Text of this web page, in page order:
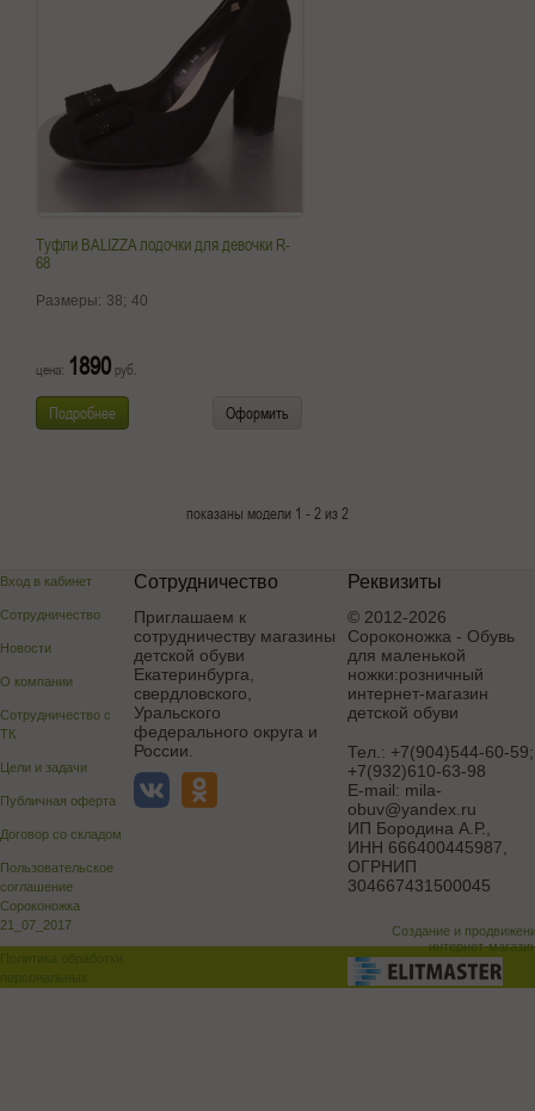
Туфли BALIZZA лодочки для девочки R-
68
Размеры: 38; 40
цена: 1890 руб.
Подробнее Оформить
показаны модели 1 - 2 из 2
Вход в кабинет
Сотрудничество
Новости
О компании
Сотрудничество с
ТК
Цели и задачи
Публичная оферта
Договор со складом
Пользовательское
соглашение
Сороконожка
21_07_2017
Сотрудничество
Приглашаем к
сотрудничеству магазины
детской обуви
Екатеринбурга,
свердловского,
Уральского
федерального округа и
России.
Реквизиты
© 2012-2026
Сороконожка - Обувь
для маленькой
ножки:розничный
интернет-магазин
детской обуви
Тел.: +7(904)544-60-59;
+7(932)610-63-98
E-mail: mila-
obuv@yandex.ru
ИП Бородина А.Р.
ИНН 666400445987,
ОГРНИП
304667431500045
Создание и
интернет-